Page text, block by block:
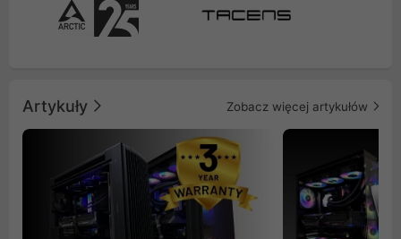
Artykuły Zobacz więcej artykułów